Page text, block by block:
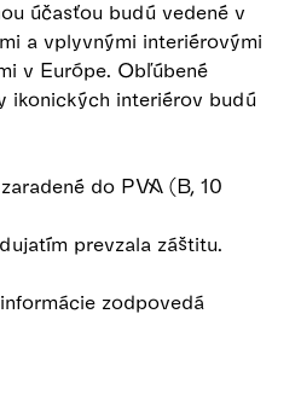
účasťou budú vedené v
a vplyvnými interiérovými
v Európe. Obľúbené
ikonických interiérov budú
do PVA (B, 10
prevzala záštitu.
zodpovedá